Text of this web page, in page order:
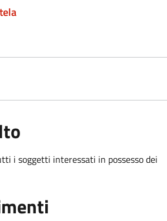
i soggetti interessati in possesso dei